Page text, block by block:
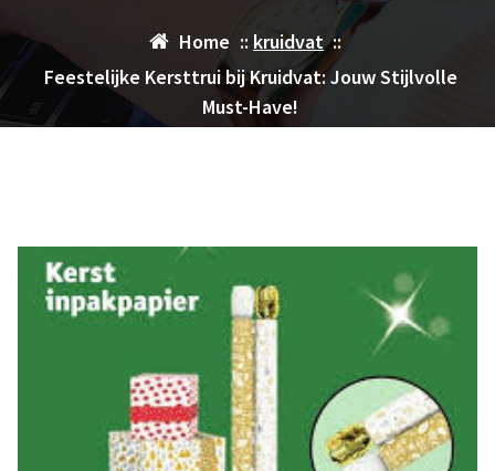
Home :: kruidvat::
Feestelijke Kersttrui bij Kruidvat: Jouw Stijlvolle
Must-Have!